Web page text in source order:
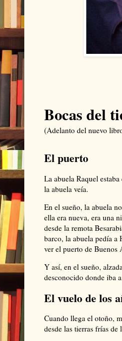
Bocas del
(Adelanto del nuevo
El puerto
La abuela Raquel
la abuela veía.
En el sueño, la abuela
ella era nueva, era una
desde la remota
barco, la abuela pedía a
ver el puerto de Buenos
Y así, en el sueño,
desconocido donde iba
El vuelo de los
Cuando llega el otoño,
desde las tierras frías